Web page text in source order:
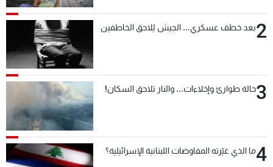
2بعد خطف عسكري... الجيش يُلاحق الخاطفين
3حالة طوارئ وإخلاءات... والنار تلاحق السكان!
4ما الذي غيّرته المفاوضات اللبنانية الإسرائيلية؟